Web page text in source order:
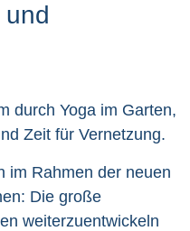
durch Yoga im Garten,
Zeit für Vernetzung.
im Rahmen der neuen
Die große
weiterzuentwickeln